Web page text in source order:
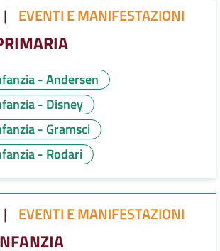
| EVENTI E MANIFESTAZIONI
- Andersen
- Disney
- Gramsci
- Rodari
| EVENTI E MANIFESTAZIONI